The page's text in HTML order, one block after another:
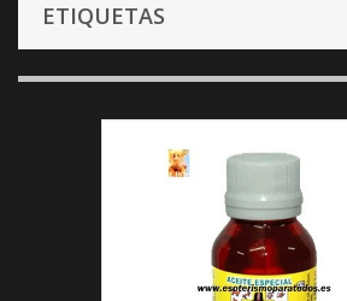
ETIQUETAS